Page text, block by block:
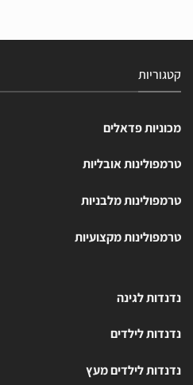
קטגוריות
מכוניות פדאלים
טרמפולינות אובליות
טרמפולינות מלבניות
טרמפולינות מקצועיות
נדנדות לגינה
נדנדות לילדים
נדנדות לילדים מעץ